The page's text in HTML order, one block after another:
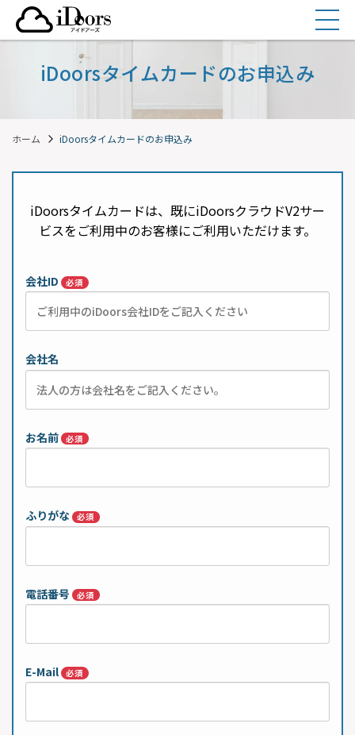
テ
iDoorsタイムカードのお申込み
ホーム iDoorsタイムカードのお申込み
iDoorsタイムカードは、既にiDoorsクラウドV2サー
ビスをご利用中のお客様にご利用いただけます。
会社ID 必須
会社名
お名前 必須
ふりがな 必須
電話番号 必須
E-Mail 必須